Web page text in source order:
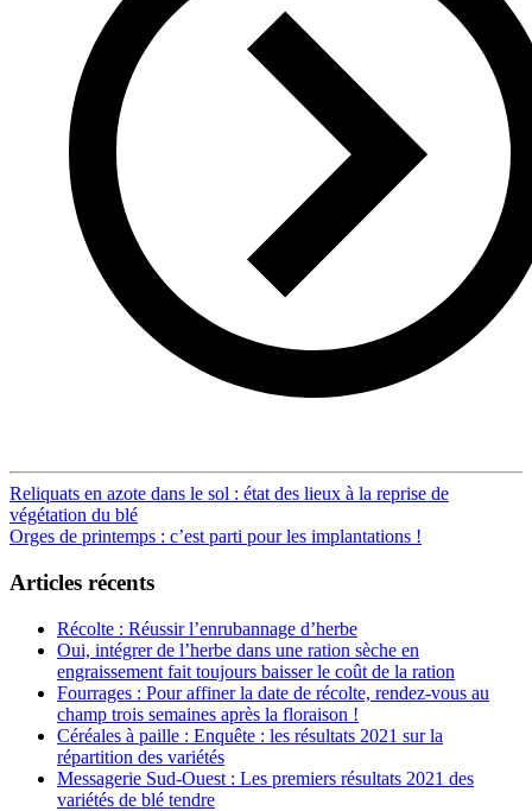
Post
navigation
Reliquats en azote dans le sol : état des lieux à la reprise de
végétation du blé
Orges de printemps : c’est parti pour les implantations !
Articles récents
Récolte : Réussir l’enrubannage d’herbe
Oui, intégrer de l’herbe dans une ration sèche en
engraissement fait toujours baisser le coût de la ration
Fourrages : Pour affiner la date de récolte, rendez-vous au
champ trois semaines après la floraison !
Céréales à paille : Enquête : les résultats 2021 sur la
répartition des variétés
Messagerie Sud-Ouest : Les premiers résultats 2021 des
variétés de blé tendre